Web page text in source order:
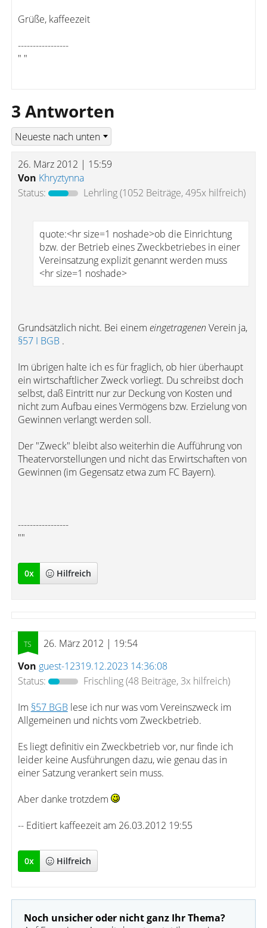
Grüße, kaffeezeit
-----------------
" "
3 Antworten
26. März 2012 | 15:59
Von Khryztynna
Status:
Lehrling(1052 Beiträge, 495x hilfreich)
quote:<hr size=1 noshade>ob die Einrichtung
bzw. der Betrieb eines Zweckbetriebes in einer
Vereinsatzung explizit genannt werden muss
<hr size=1 noshade>
Grundsätzlich nicht. Bei einem eingetragenen Verein ja,
§57 I BGB.
Im übrigen halte ich es für fraglich, ob hier überhaupt
ein wirtschaftlicher Zweck vorliegt. Du schreibst doch
selbst, daß Eintritt nur zur Deckung von Kosten und
nicht zum Aufbau eines Vermögens bzw. Erzielung von
Gewinnen verlangt werden soll.
Der "Zweck" bleibt also weiterhin die Aufführung von
Theatervorstellungen und nicht das Erwirtschaften von
Gewinnen (im Gegensatz etwa zum FC Bayern).
-----------------
""
0x Hilfreich
26. März 2012 | 19:54
Von guest-12319.12.2023 14:36:08
Status:
Frischling(48 Beiträge, 3x hilfreich)
Im §57 BGBlese ich nur was vom Vereinszweck im
Allgemeinen und nichts vom Zweckbetrieb.
Es liegt definitiv ein Zweckbetrieb vor, nur finde ich
leider keine Ausführungen dazu, wie genau das in
einer Satzung verankert sein muss.
Aber danke trotzdem
-- Editiert kaffeezeit am 26.03.2012 19:55
0x Hilfreich
Noch unsicher oder nicht ganz Ihr Thema?